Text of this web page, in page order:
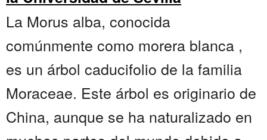
La Morus alba, conocida
comúnmente como morera blanca ,
es un árbol caducifolio de la familia
Moraceae. Este árbol es originario de
China, aunque se ha naturalizado en